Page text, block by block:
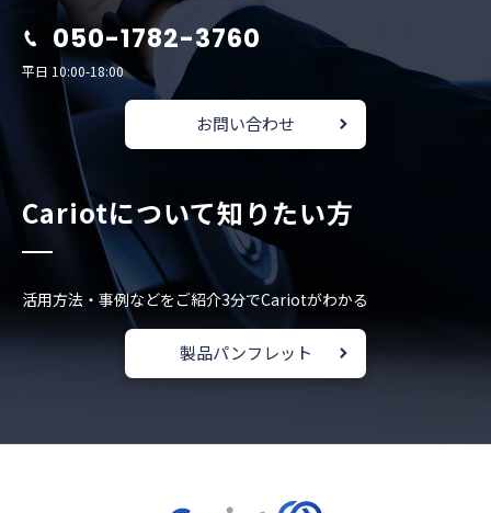
050-1782-3760
平日 10:00-18:00
お問い合わせ
Cariotについて知りたい方
活用方法・事例などをご紹介3分でCariotがわかる
製品パンフレット